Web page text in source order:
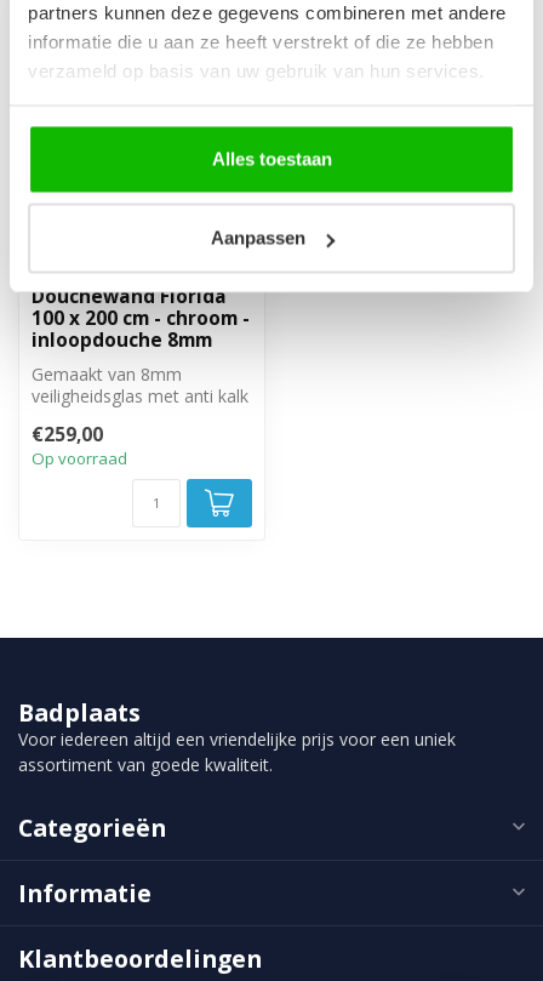
partners kunnen deze gegevens combineren met andere
informatie die u aan ze heeft verstrekt of die ze hebben
verzameld op basis van uw gebruik van hun services.
Alles toestaan
Aanpassen
Douchewand Florida
100 x 200 cm - chroom -
inloopdouche 8mm
Gemaakt van 8mm
veiligheidsglas met anti kalk
stabilisati...
€259,00
Op voorraad
Badplaats
Voor iedereen altijd een vriendelijke prijs voor een uniek
assortiment van goede kwaliteit.
Categorieën
Informatie
Klantbeoordelingen